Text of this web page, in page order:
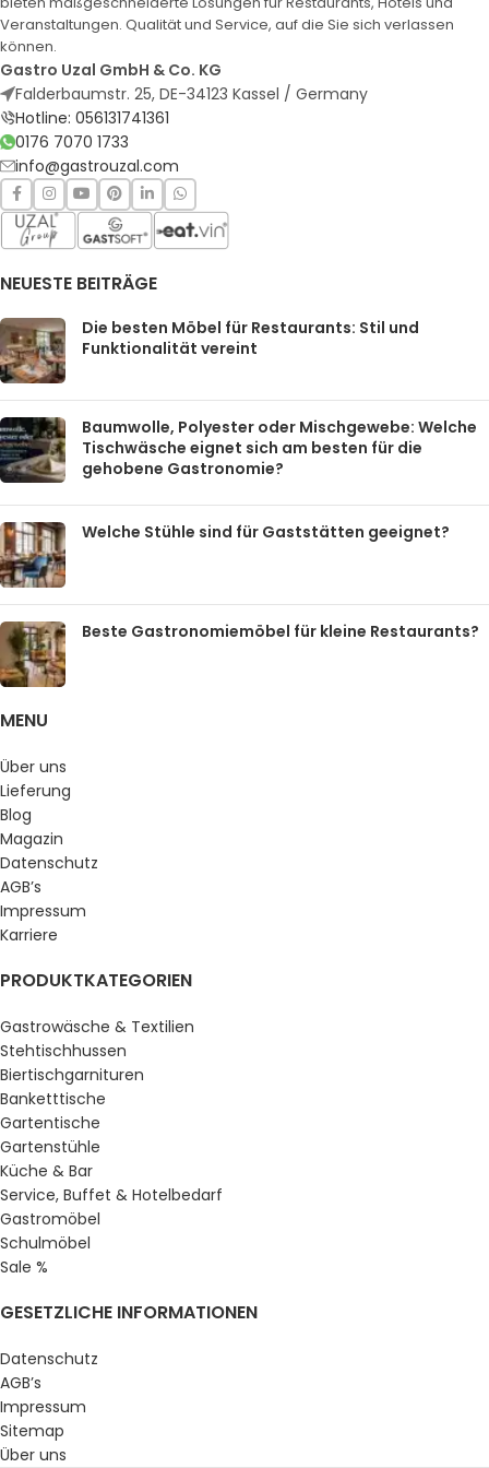
Veranstaltungen. Qualität und Service, auf die Sie sich verlassen
können.
Gastro Uzal GmbH & Co. KG
Falderbaumstr. 25, DE-34123 Kassel / Germany
Hotline: 056131741361
0176 7070 1733
info@gastrouzal.com
NEUESTE BEITRÄGE
Die besten Möbel für Restaurants: Stil und
Funktionalität vereint
Baumwolle, Polyester oder Mischgewebe: Welche
Tischwäsche eignet sich am besten für die
gehobene Gastronomie?
Welche Stühle sind für Gaststätten geeignet?
Beste Gastronomiemöbel für kleine Restaurants?
MENU
Über uns
Lieferung
Blog
Magazin
Datenschutz
AGB’s
Impressum
Karriere
PRODUKTKATEGORIEN
Gastrowäsche & Textilien
Stehtischhussen
Biertischgarnituren
Banketttische
Gartentische
Gartenstühle
Küche & Bar
Service, Buffet & Hotelbedarf
Gastromöbel
Schulmöbel
Sale %
GESETZLICHE INFORMATIONEN
Datenschutz
AGB’s
Impressum
Sitemap
Über uns